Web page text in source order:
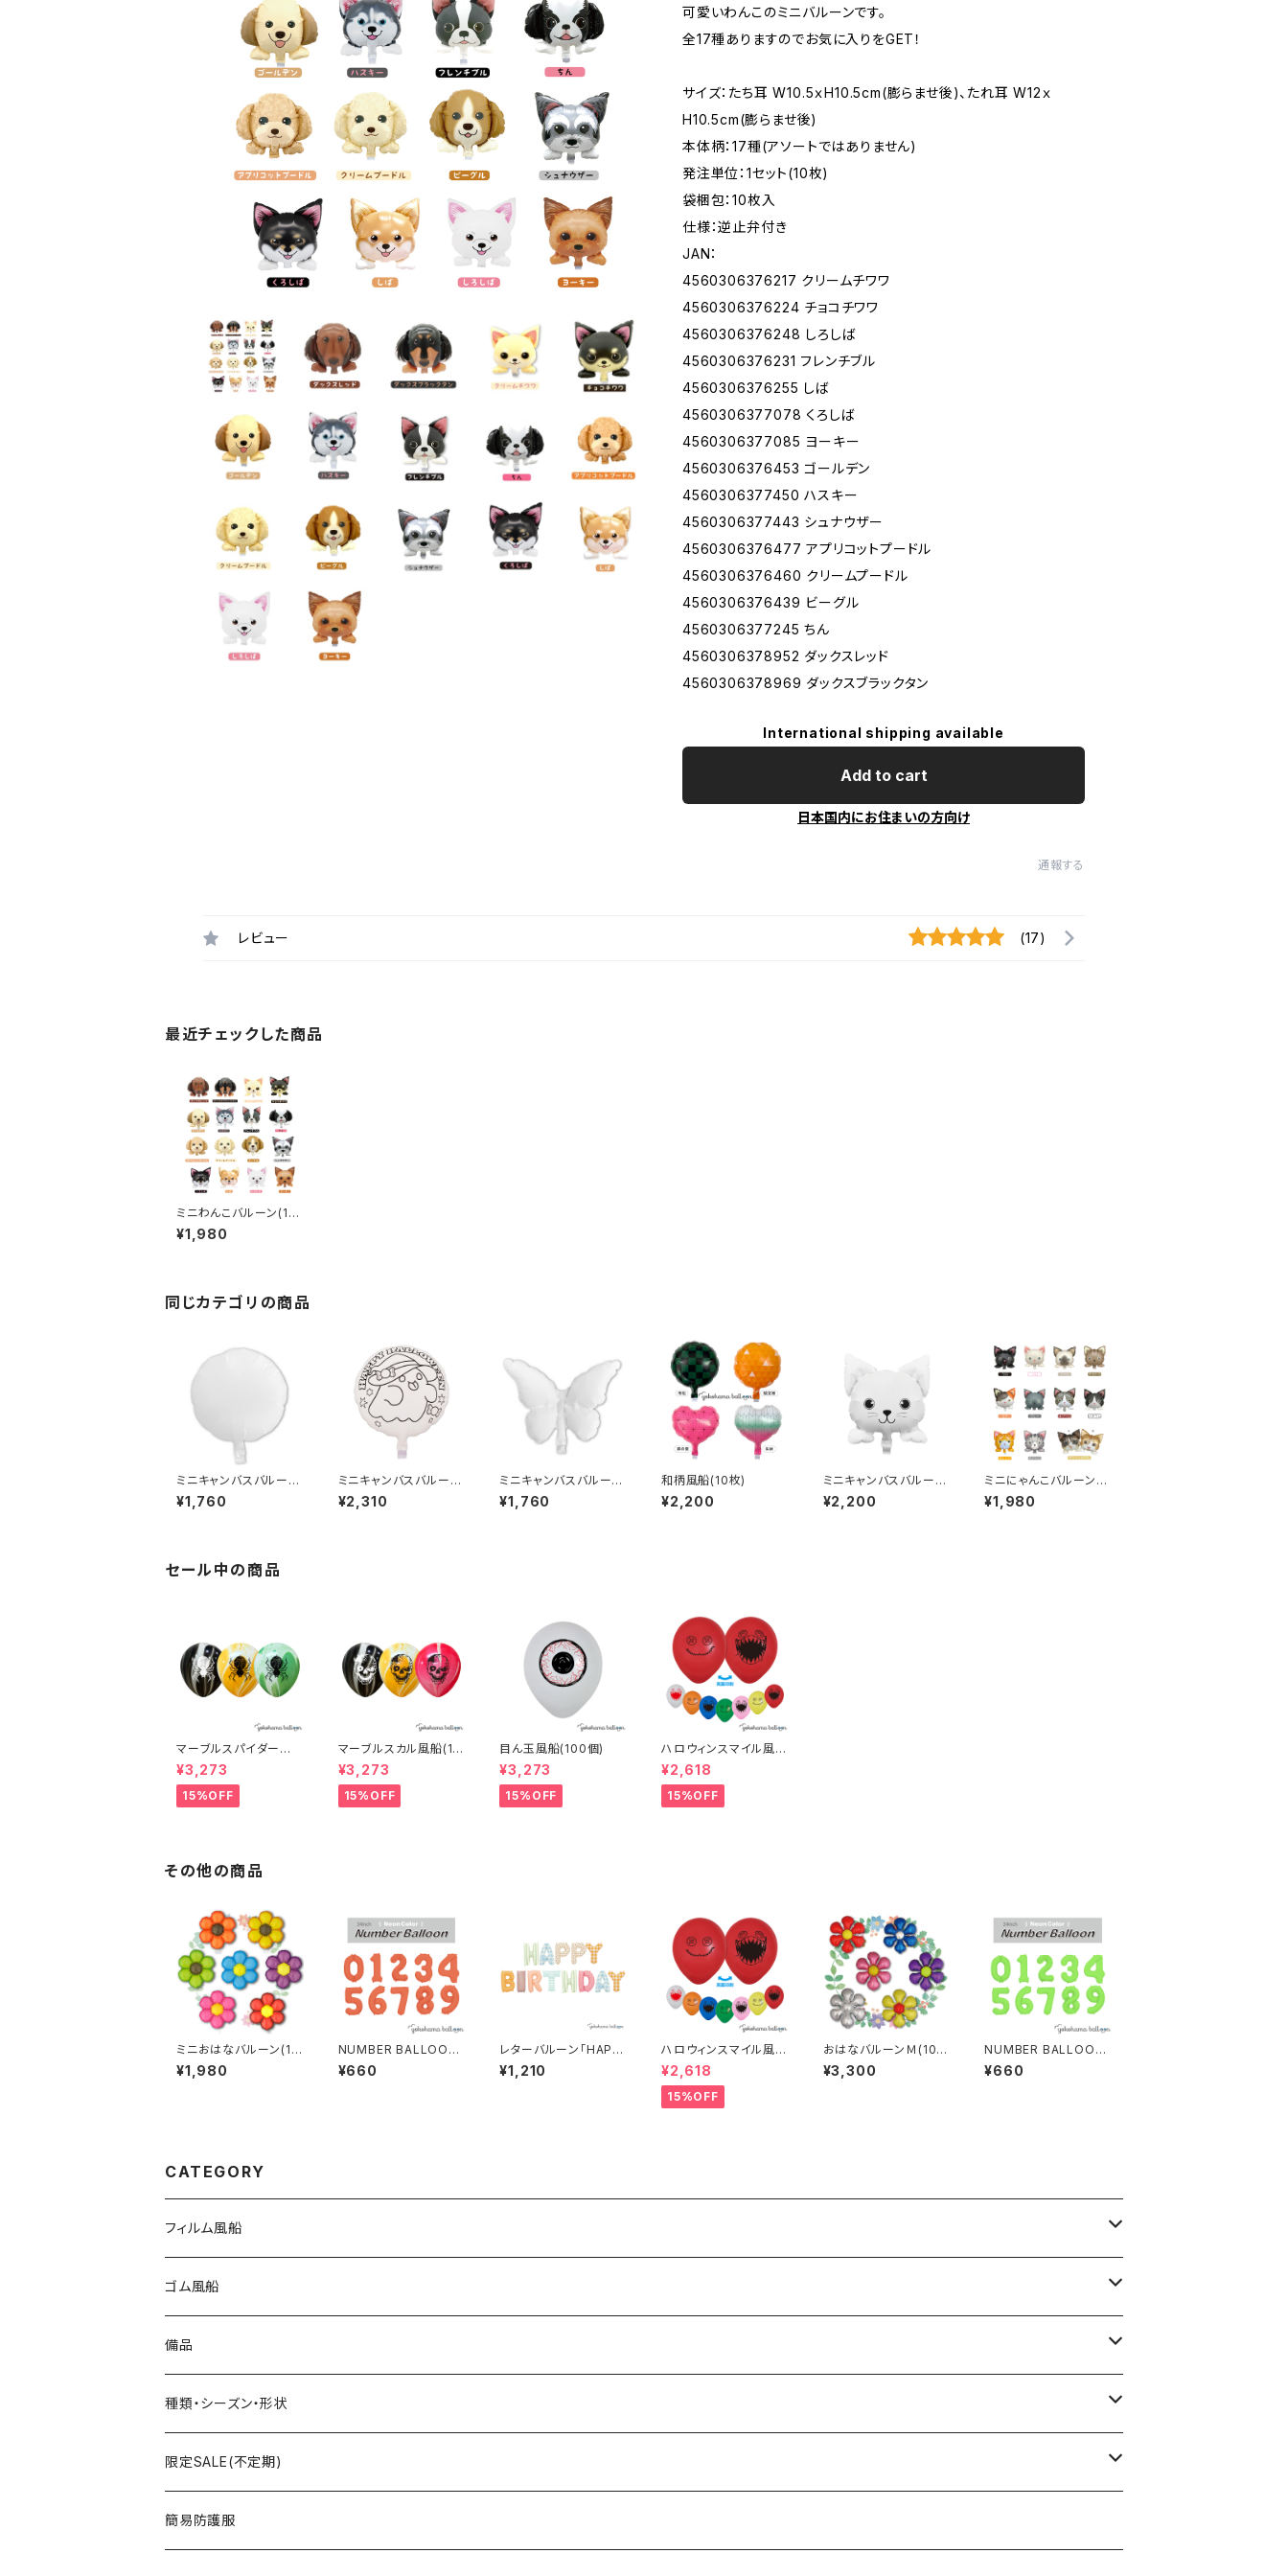
可愛いわんこのミニバルーンです。
全17種ありますのでお気に入りをGET！
サイズ：たち耳 W10.5ｘH10.5cm(膨らませ後)、たれ耳 W12ｘ
H10.5cm(膨らませ後)
本体柄：17種(アソートではありません)
発注単位：1セット(10枚)
袋梱包：10枚入
仕様：逆止弁付き
JAN：
4560306376217 クリームチワワ
4560306376224 チョコチワワ
4560306376248 しろしば
4560306376231 フレンチブル
4560306376255 しば
4560306377078 くろしば
4560306377085 ヨーキー
4560306376453 ゴールデン
4560306377450 ハスキー
4560306377443 シュナウザー
4560306376477 アプリコットプードル
4560306376460 クリームプードル
4560306376439 ビーグル
4560306377245 ちん
4560306378952 ダックスレッド
4560306378969 ダックスブラックタン
International shipping available
Add to cart
日本国内にお住まいの方向け
通報する
レビュー (17)
最近チェックした商品
ミニわんこバルーン(10
枚)
¥1,980
同じカテゴリの商品
ミニキャンバスバルーン
(ラウンド)(10枚)
¥1,760
ミニキャンバスバルーン
(ハロウィンおばけ)(10
枚)
¥2,310
ミニキャンバスバルーン
(ちょうちょ)(10枚)
¥1,760
和柄風船(10枚)
¥2,200
ミニキャンバスバルーン
(アニマルフェイス)(10
枚)
¥2,200
ミニにゃんこバルーン(1
0枚)
¥1,980
セール中の商品
マーブルスパイダー風
船(100個)
¥3,273
15%OFF
マーブルスカル風船(10
0個)
¥3,273
15%OFF
目ん玉風船(100個)
¥3,273
15%OFF
ハロウィンスマイル風船
(100個)
¥2,618
15%OFF
その他の商品
ミニおはなバルーン(10
枚)
¥1,980
NUMBER BALLOON
NEON ORANGE 個
包装
¥660
レターバルーン「HAPP
Y BIRTHDAY」
¥1,210
ハロウィンスマイル風船
(100個)
¥2,618
15%OFF
おはなバルーンＭ(10
枚)
¥3,300
NUMBER BALLOON
NEON LIGHT GREE
N 個包装
¥660
CATEGORY
フィルム風船
大きな風船
組立3Dバルーン
文字数字バルーン
おはなバルーン
ODDバルーン
ゴム風船
プリント有り
プリント無し
セット・キット商品
備品
備品
スティック
ポンプ
クリップ
種類・シーズン・形状
おえかき
どうぶつ
限定SALE(不定期)
フィルム風船
簡易防護服